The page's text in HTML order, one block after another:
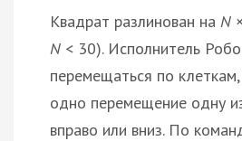
Квадрат разлинован на N ×
N < 30). Исполнитель
перемещаться по
одно перемещение одну
вправо или вниз. По